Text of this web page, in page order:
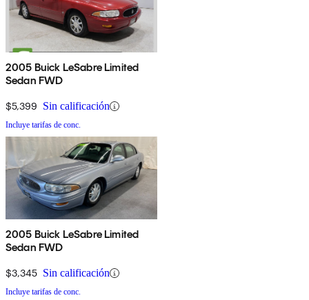
2005 Buick LeSabre Limited
Sedan FWD
$5,399 Sin calificación
Incluye tarifas de conc.
2005 Buick LeSabre Limited
Sedan FWD
$3,345 Sin calificación
Incluye tarifas de conc.